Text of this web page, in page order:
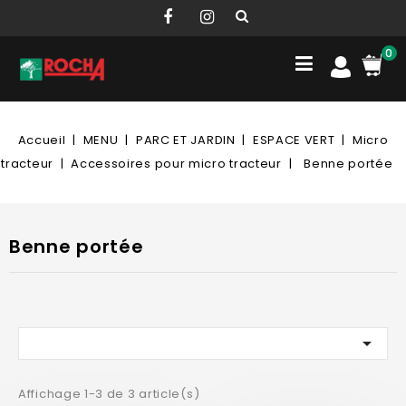
0
Accueil MENU PARC ET JARDIN ESPACE VERT
Micro
tracteur
Accessoires pour micro tracteur Benne portée
Benne portée

Affichage 1-3 de 3 article(s)